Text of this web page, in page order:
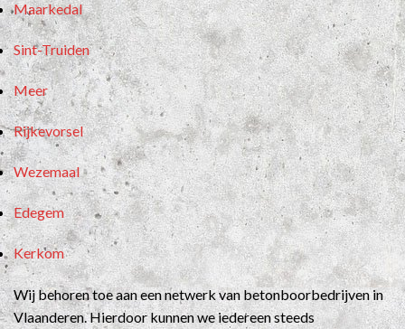
Maarkedal
Sint-Truiden
Meer
Rijkevorsel
Wezemaal
Edegem
Kerkom
Wij behoren toe aan een netwerk van betonboorbedrijven in
Vlaanderen. Hierdoor kunnen we iedereen steeds